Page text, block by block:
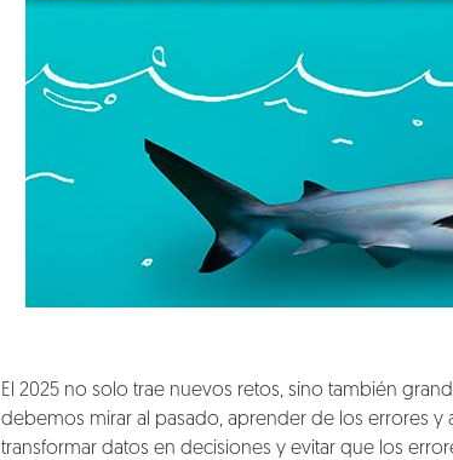
El 2025 no solo trae nuevos retos, sino también
debemos mirar al pasado, aprender de los errores y
transformar datos en decisiones y evitar que los